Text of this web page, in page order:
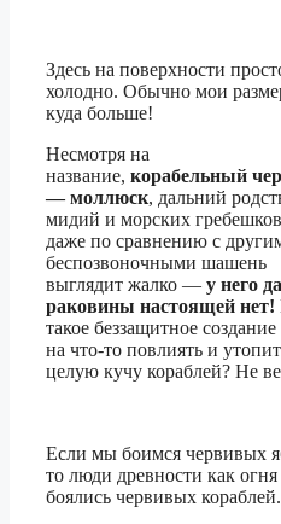
Здесь на поверхности
холодно. Обычно мои
куда больше!
Несмотря на
название, корабельный
— моллюск, дальний
мидий и морских
даже по сравнению с
беспозвоночными шашень
выглядит жалко — у него
раковины настоящей нет!
такое беззащитное
на что-то повлиять и
целую кучу кораблей? Не
Если мы боимся червивых
то люди древности как огня
боялись червивых кораблей.